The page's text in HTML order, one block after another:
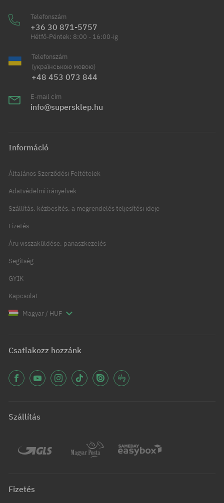
Telefonszám
+36 30 871-5757
Hétfő-Péntek: 8:00 - 16:00-ig
Telefonszám
(українською мовою)
+48 453 073 844
E-mail cím
info@supersklep.hu
Információ
Általános Szerződési Feltételek
Adatvédelmi irányelvek
Szállítás, kézbesítés, a megrendelés teljesítési ideje
Fizetés
Áru visszaküldése, panaszkezelés
Segítség
GYIK
Kapcsolat
Magyar / HUF
Csatlakozz hozzánk
Szállítás
Fizetés